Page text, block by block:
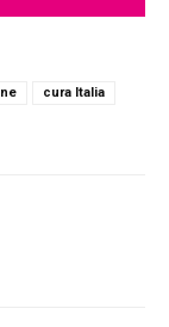
cura Italia